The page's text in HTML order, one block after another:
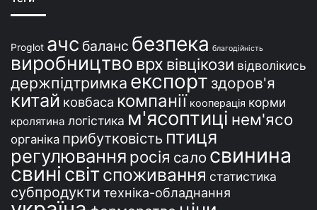
Proglot ачс баланс безпека благодійність
виробництво врх вівцікози відволікись
держпідтримка експорт здоров'я
китай ковбаса компанії кооперація корми
кролятина логістика м'ясоптиці нем'ясо
органіка прибутковість птиця
регулювання росія сало свинина
свині світспоживання статистика
субпродукти техніка-обладнання